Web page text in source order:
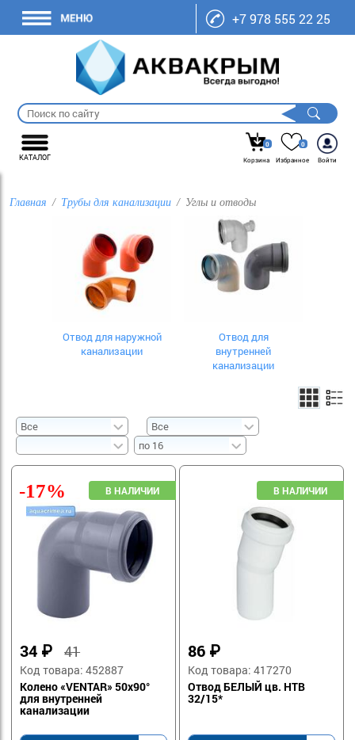
+7 978 555 22 25
КАТАЛОГ
0
Корзина
0
Избранное
Войти
Главная Трубы для канализации Углы и отводы
Отвод для наружной
канализации
Отвод для
внутренней
канализации
34 ₽41
Код товара: 452887
Колено «VENTAR» 50х90°
для внутренней
канализации
-17%
86 ₽
Код товара: 417270
Отвод БЕЛЫЙ цв. HTB
32/15*